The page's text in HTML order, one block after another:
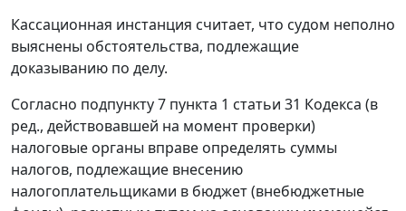
Кассационная инстанция считает, что судом неполно
выяснены обстоятельства, подлежащие
доказыванию по делу.
Согласно подпункту 7 пункта 1 статьи 31 Кодекса (в
ред., действовавшей на момент проверки)
налоговые органы вправе определять суммы
налогов, подлежащие внесению
налогоплательщиками в бюджет (внебюджетные